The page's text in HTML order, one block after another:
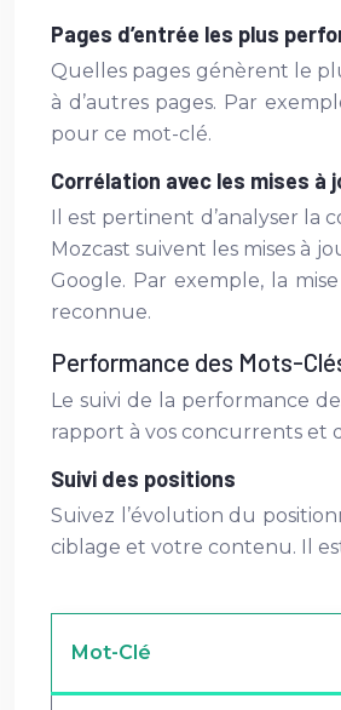
Pages d’entrée les plus
Quelles pages génèrent le
à d’autres pages. Par
pour ce mot-clé.
Corrélation avec les mises à
Il est pertinent d’analyser la
Mozcast suivent les mises à
Google. Par exemple, la
reconnue.
Performance des Mots-
Le suivi de la performance
rapport à vos concurrents et
Suivi des positions
Suivez l’évolution du
ciblage et votre contenu. Il
Mot-Clé